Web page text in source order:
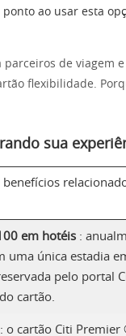
ao usar esta
de viagem
flexibilidade.
sua
em hotéis:
uma única estadia
pelo portal
cartão.
o cartão Citi Premier